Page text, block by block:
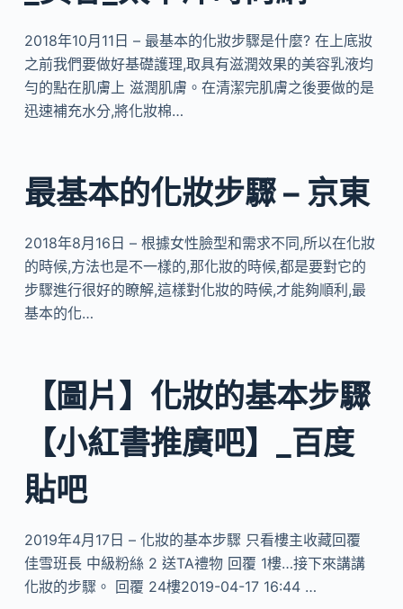
2018年10月11日 – 最基本的化妝步驟是什麼? 在上底妝
之前我們要做好基礎護理,取具有滋潤效果的美容乳液均
勻的點在肌膚上 滋潤肌膚。在清潔完肌膚之後要做的是
迅速補充水分,將化妝棉…
最基本的化妝步驟 – 京東
2018年8月16日 – 根據女性臉型和需求不同,所以在化妝
的時候,方法也是不一樣的,那化妝的時候,都是要對它的
步驟進行很好的瞭解,這樣對化妝的時候,才能夠順利,最
基本的化…
【圖片】化妝的基本步驟
【小紅書推廣吧】_百度
貼吧
2019年4月17日 – 化妝的基本步驟 只看樓主收藏回覆
佳雪班長 中級粉絲 2 送TA禮物 回覆 1樓…接下來講講
化妝的步驟。 回覆 24樓2019-04-17 16:44 …